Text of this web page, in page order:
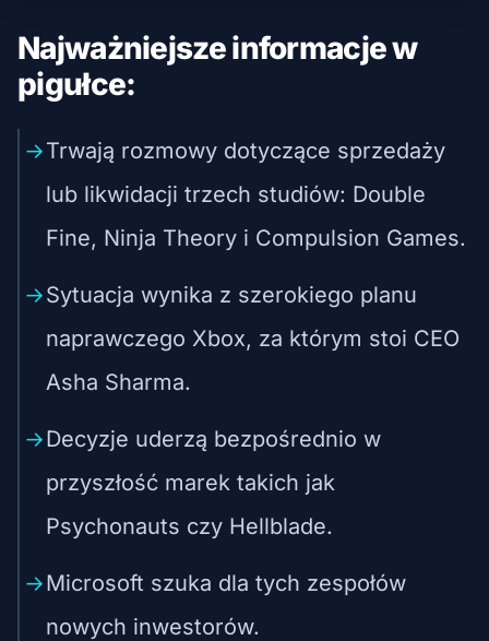
Najważniejsze informacje w
pigułce:
Trwają rozmowy dotyczące sprzedaży
lub likwidacji trzech studiów: Double
Fine, Ninja Theory i Compulsion Games.
Sytuacja wynika z szerokiego planu
naprawczego Xbox, za którym stoi CEO
Asha Sharma.
Decyzje uderzą bezpośrednio w
przyszłość marek takich jak
Psychonauts czy Hellblade.
Microsoft szuka dla tych zespołów
nowych inwestorów.